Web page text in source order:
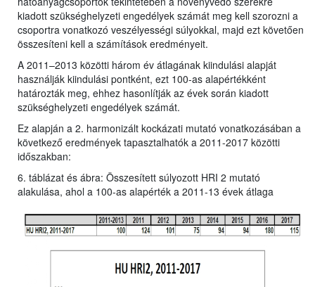
kiadott szükséghelyzeti engedélyek számát meg kell szorozni a
csoportra vonatkozó veszélyességi súlyokkal, majd ezt követően
összesíteni kell a számítások eredményeit.
A 2011–2013 közötti három év átlagának kiindulási alapját
használják kiindulási pontként, ezt 100-as alapértékként
határozták meg, ehhez hasonlítják az évek során kiadott
szükséghelyzeti engedélyek számát.
Ez alapján a 2. harmonizált kockázati mutató vonatkozásában a
következő eredmények tapasztalhatók a 2011-2017 közötti
időszakban:
6. táblázat és ábra: Összesített súlyozott HRI 2 mutató
alakulása, ahol a 100-as alapérték a 2011-13 évek átlaga